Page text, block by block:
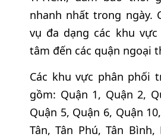
nhanh nhất trong ngày.
vụ đa dạng các khu
tâm đến các quận ngoại
Các khu vực phân phối
gồm: Quận 1, Quận 2,
Quận 5, Quận 6, Quận
Tân, Tân Phú, Tân Bình,